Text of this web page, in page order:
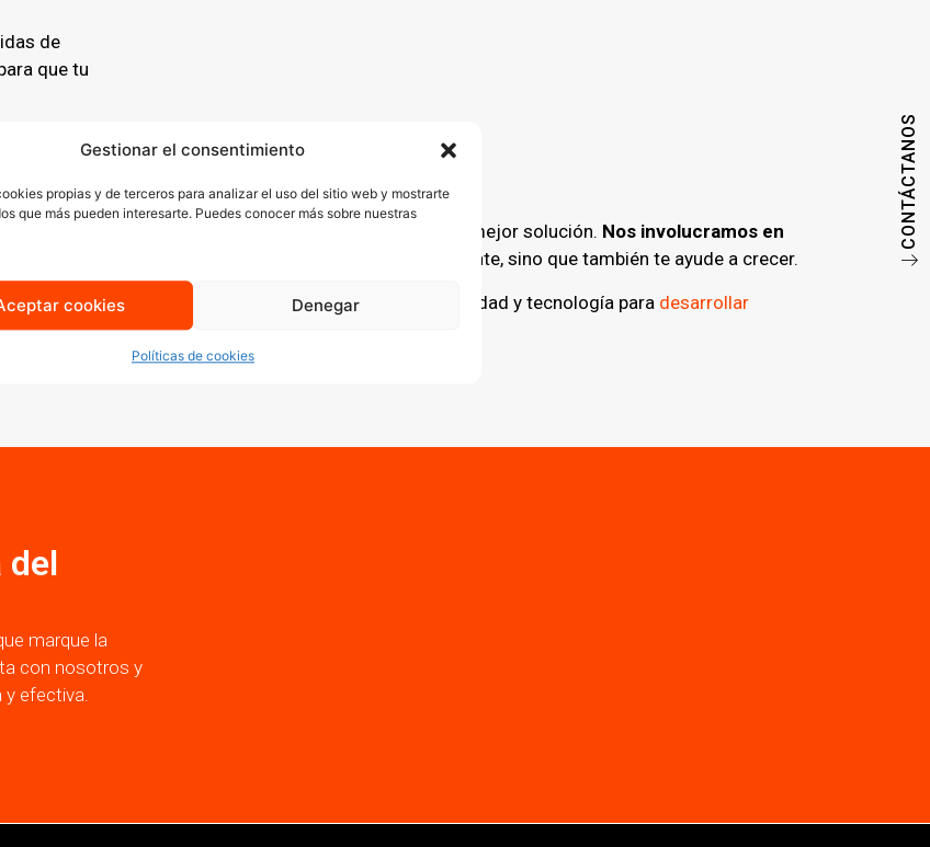
Gestionar el consentimiento
propias y de terceros para analizar el uso del sitio web y mostrarte
que más pueden interesarte. Puedes conocer más sobre nuestras
cookies Denegar
Políticas de cookies
CONTÁCTANOS
de
que tu
contigo para entender tus necesidades y ofrecerte la mejor solución. Nos involucramos en
que el resultado final sea una web que no solo te represente, sino que también te ayude a crecer.
en marketing digital que combinan creatividad y tecnología para desarrollar
del
marque la
con nosotros y
y efectiva.